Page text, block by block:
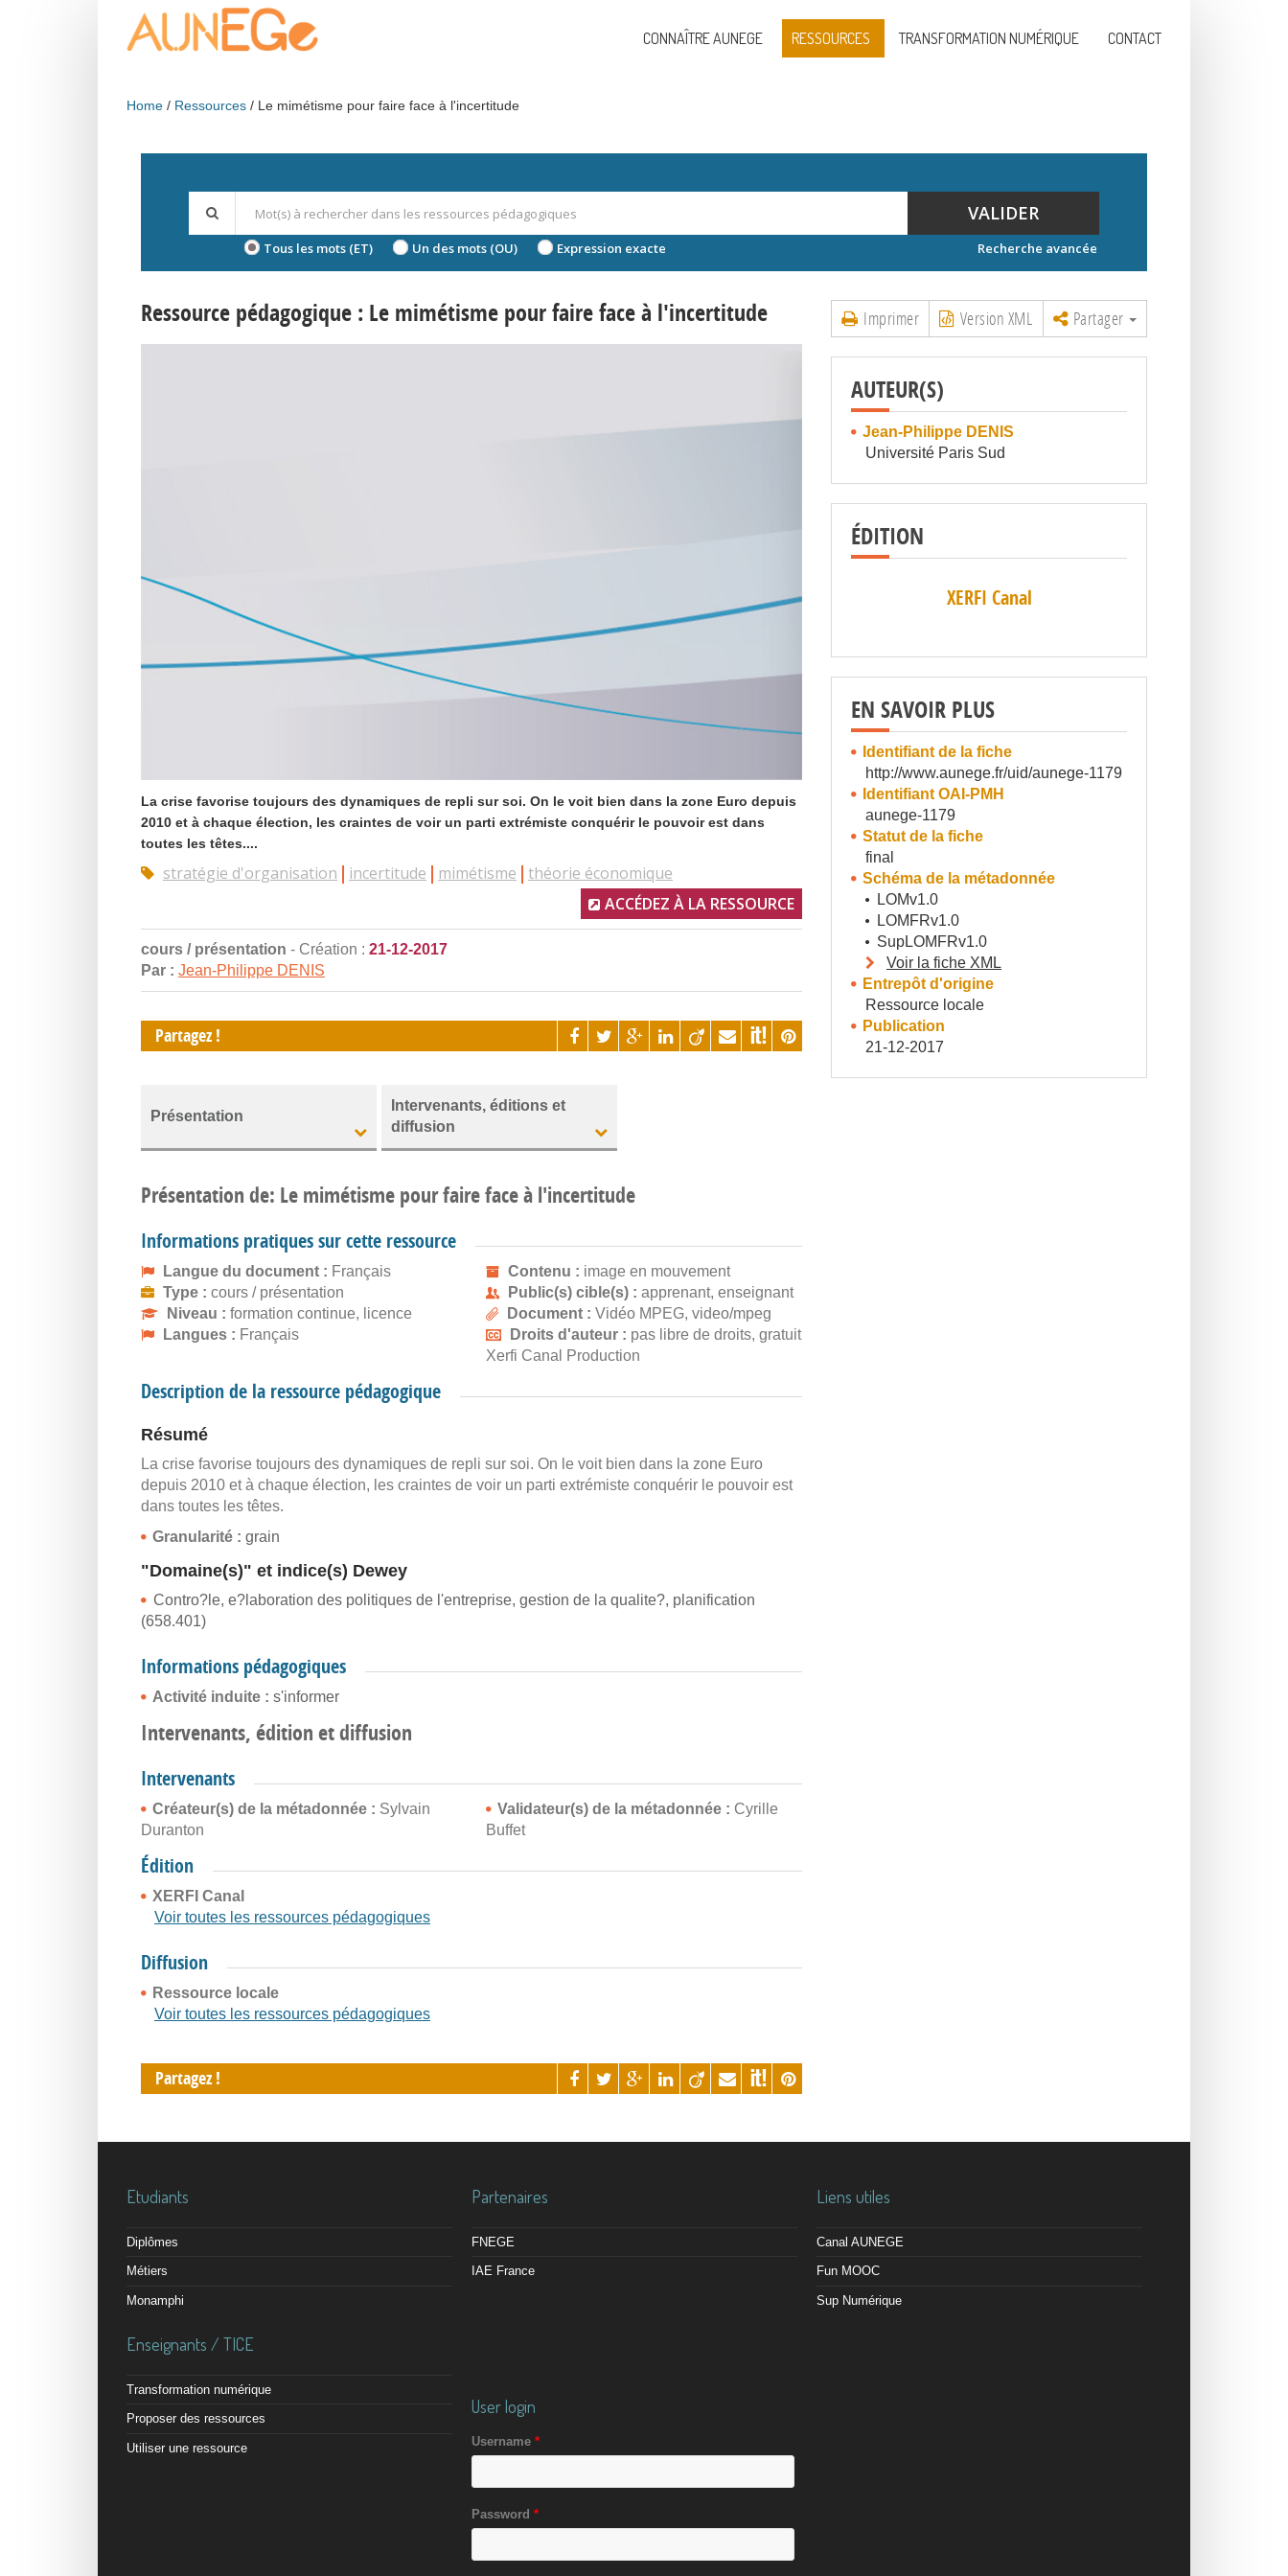
CONNAÎTRE AUNEGE RESSOURCES TRANSFORMATION NUMÉRIQUE CONTACT
Home Ressources Le mimétisme pour faire face à l'incertitude
VALIDER
Tous les mots (ET) Un des mots (OU) Expression exacte Recherche avancée
Imprimer Version XML Partager
Ressource pédagogique : Le mimétisme pour faire face à l'incertitude
La crise favorise toujours des dynamiques de repli sur soi. On le voit bien dans la zone Euro depuis
2010 et à chaque élection, les craintes de voir un parti extrémiste conquérir le pouvoir est dans
toutes les têtes....
stratégie d'organisation incertitude mimétisme théorie économique
ACCÉDEZ À LA RESSOURCE
cours / présentation - Création : 21-12-2017
Par : Jean-Philippe DENIS
Partagez !
Présentation
Intervenants, éditions et
diffusion
Présentation de: Le mimétisme pour faire face à l'incertitude
Informations pratiques sur cette ressource
Langue du document : Français
Type : cours / présentation
Niveau : formation continue, licence
Langues : Français
Contenu : image en mouvement
Public(s) cible(s) : apprenant, enseignant
Document : Vidéo MPEG, video/mpeg
Droits d'auteur : pas libre de droits, gratuit
Xerfi Canal Production
Description de la ressource pédagogique
Résumé
La crise favorise toujours des dynamiques de repli sur soi. On le voit bien dans la zone Euro
depuis 2010 et à chaque élection, les craintes de voir un parti extrémiste conquérir le pouvoir est
dans toutes les têtes.
Granularité : grain
"Domaine(s)" et indice(s) Dewey
Contro?le, e?laboration des politiques de l'entreprise, gestion de la qualite?, planification
(658.401)
Informations pédagogiques
Activité induite : s'informer
Intervenants, édition et diffusion
Intervenants
Créateur(s) de la métadonnée : Sylvain
Duranton
Validateur(s) de la métadonnée : Cyrille
Buffet
Édition
XERFI Canal
Voir toutes les ressources pédagogiques
Diffusion
Ressource locale
Voir toutes les ressources pédagogiques
Partagez !
AUTEUR(S)
Jean-Philippe DENIS
Université Paris Sud
ÉDITION
XERFI Canal
EN SAVOIR PLUS
Identifiant de la fiche
http://www.aunege.fr/uid/aunege-1179
Identifiant OAI-PMH
aunege-1179
Statut de la fiche
final
Schéma de la métadonnée
LOMv1.0
LOMFRv1.0
SupLOMFRv1.0
Voir la fiche XML
Entrepôt d'origine
Ressource locale
Publication
21-12-2017
Etudiants
Diplômes
Métiers
Monamphi
Enseignants / TICE
Transformation numérique
Proposer des ressources
Utiliser une ressource
Partenaires
FNEGE
IAE France
Liens utiles
Canal AUNEGE
Fun MOOC
Sup Numérique
User login
Username *
Password *